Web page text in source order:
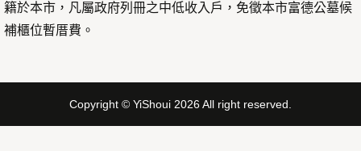
籍於本市，凡屬政府列冊之中低收入戶，免徵本市富德公墓候
補櫃位暫厝費。
Copyright © YiShoui 2026 All right reserved.